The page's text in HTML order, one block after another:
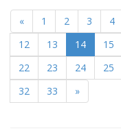
« 1 2 3 4
12
13 14 15
22
23 24 25
32
33 »